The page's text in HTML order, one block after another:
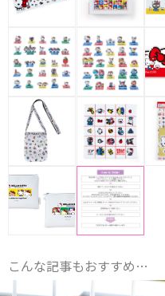
こんな記事もおすすめ…